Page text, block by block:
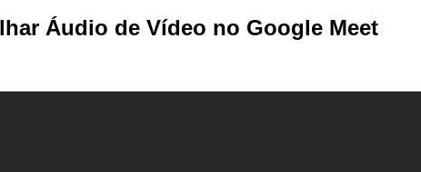
Áudio de Vídeo no Google Meet